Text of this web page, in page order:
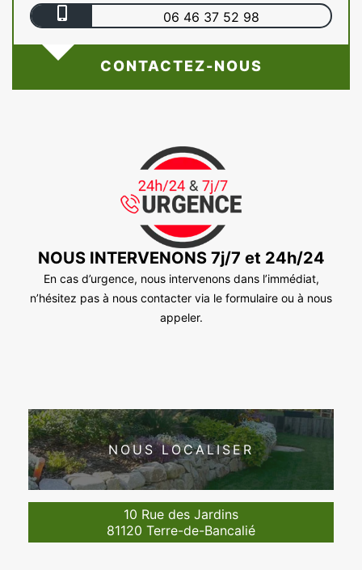
06 46 37 52 98
CONTACTEZ-NOUS
NOUS INTERVENONS 7j/7 et 24h/24
En cas d’urgence, nous intervenons dans l’immédiat,
n’hésitez pas à nous contacter via le formulaire ou à nous
appeler.
NOUS LOCALISER
10 Rue des Jardins
81120 Terre-de-Bancalié